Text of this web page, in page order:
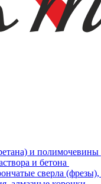
и полимочевины
и бетона
сверла